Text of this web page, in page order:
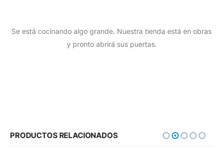
Se está cocinando algo grande. Nuestra tienda está en obras
y pronto abrirá sus puertas.
PRODUCTOS RELACIONADOS